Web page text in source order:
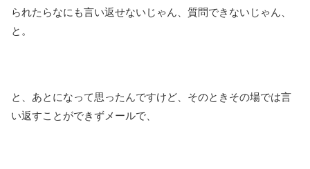
られたらなにも言い返せないじゃん、質問できないじゃん、
と。
と、あとになって思ったんですけど、そのときその場では言
い返すことができずメールで、